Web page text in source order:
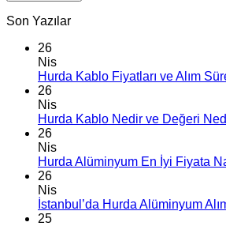
Son Yazılar
26
Nis
Hurda Kablo Fiyatları ve Alım
26
Nis
Hurda Kablo Nedir ve Değeri
26
Nis
Hurda Alüminyum En İyi Fiyata
26
Nis
İstanbul’da Hurda Alüminyum
25